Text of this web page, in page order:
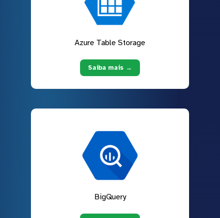
Azure Table Storage
Saiba mais →
BigQuery